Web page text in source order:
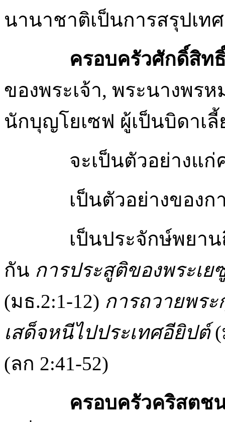
นานาชาติเป็นการสรุปเท
ครอบครัวศักดิ์สิท
ของพระเจ้า, พระนางพร
นักบุญโยเซฟ ผู้เป็นบิดาเลี้
จะเป็นตัวอย่างแ
เป็นตัวอย่างของ
เป็นประจักษ์พยา
กัน การประสูติของพระเย
(มธ.2:1-12) การถวายพร
เสด็จหนีไปประเทศอียิปต์(
(ลก 2:41-52)
ครอบครัวคริสตช